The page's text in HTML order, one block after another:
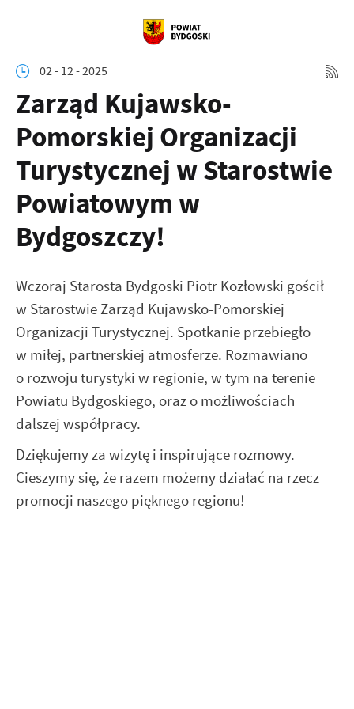
02 - 12 - 2025
Zarząd Kujawsko-
Pomorskiej Organizacji
Turystycznej w Starostwie
Powiatowym w
Bydgoszczy!
Wczoraj Starosta Bydgoski Piotr Kozłowski gościł
w Starostwie Zarząd Kujawsko-Pomorskiej
Organizacji Turystycznej. Spotkanie przebiegło
w miłej, partnerskiej atmosferze. Rozmawiano
o rozwoju turystyki w regionie, w tym na terenie
Powiatu Bydgoskiego, oraz o możliwościach
dalszej współpracy.
Dziękujemy za wizytę i inspirujące rozmowy.
Cieszymy się, że razem możemy działać na rzecz
promocji naszego pięknego regionu!